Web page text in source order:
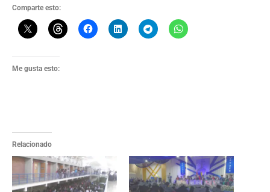
Comparte esto:
Me gusta esto:
Relacionado